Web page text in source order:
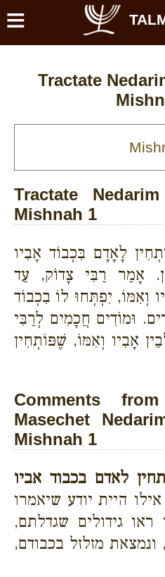
≡
Tractate
Tractate
Mishnah 1
לָאָדָם בִּכְבוֹד אָבִיו
אָמַר רַבִּי צָדוֹק, עַד
וְאִמּוֹ, יִפְתְּחוּ לוֹ בִכְבוֹד
וּמוֹדִים חֲכָמִים לְרַבִּי
אָבִיו וְאִמּוֹ, שֶׁפּוֹתְחִין
Comments
Masechet
Mishnah 1
לאדם בכבוד אביו
היית יודע שיאמרו
גידולים שגדלתם,
מזלזל בכבודם,